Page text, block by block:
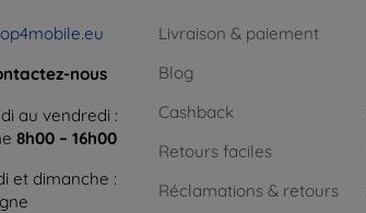
nous
au vendredi :
8h00 – 16h00
et dimanche :
Livraison & paiement
Blog
Cashback
Retours faciles
Réclamations & retours